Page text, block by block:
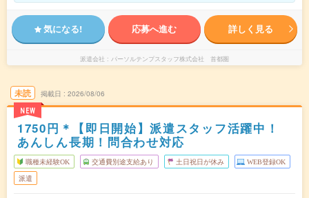
気になる! 応募へ進む 詳しく見る
派遣会社 パーソルテンプスタッフ株式会社 首都圏
未読
NEW
掲載日 2026/08/06
1750円＊【即日開始】派遣スタッフ活躍中！
あんしん長期！問合わせ対応
職種未経験OK 交通費別途支給あり 土日祝日が休み WEB登録OK
派遣